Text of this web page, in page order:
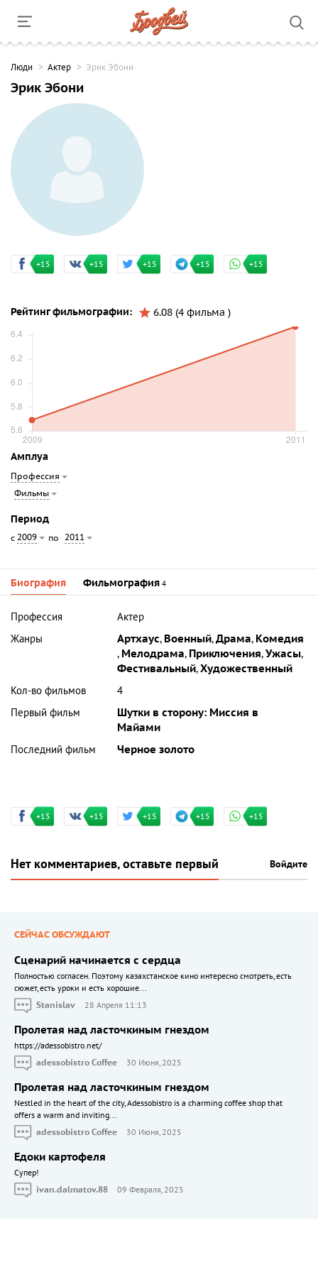
Люди Актер Эрик Эбони
Эрик Эбони
+15 +15 +15 +15 +15
Рейтинг фильмографии: 6.08 (4 фильма )
Амплуа
Профессия
Фильмы
Период
с 2009 по 2011
Биография Фильмография 4
Профессия
Актер
Жанры
Артхаус, Военный,Драма, Комедия
, Мелодрама, Приключения,Ужасы,
Фестивальный,Художественный
Кол-во фильмов
4
Первый фильм
Шутки в сторону: Миссия в
Майами
Последний фильм
Черное золото
+15 +15 +15 +15 +15
Нет комментариев, оставьте первый Войдите
СЕЙЧАС ОБСУЖДАЮТ
Сценарий начинается с сердца
Полностью согласен. Поэтому казахстанское кино интересно смотреть, есть
сюжет, есть уроки и есть хорошие...
Stanislav
28 Апреля 11:13
Пролетая над ласточкиным гнездом
https://adessobistro.net/
adessobistro Coffee
30 Июня, 2025
Пролетая над ласточкиным гнездом
Nestled in the heart of the city, Adessobistro is a charming coffee shop that
offers a warm and inviting...
adessobistro Coffee
30 Июня, 2025
Едоки картофеля
Cупер!
ivan.dalmatov.88
09 Февраля, 2025